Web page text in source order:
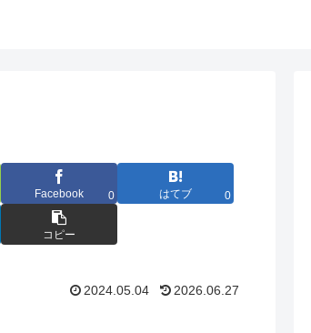
Facebook 0 はてブ 0
コピー
2024.05.04 2026.06.27